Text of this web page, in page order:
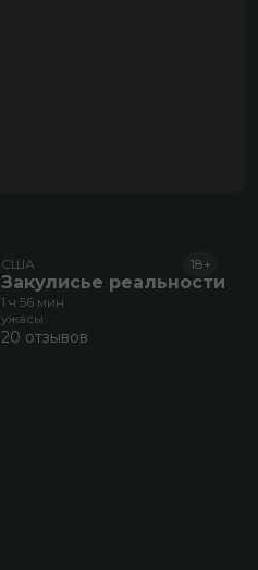
США
Закулисье реальности
18+
1 ч 56 мин
ужасы
20 отзывов